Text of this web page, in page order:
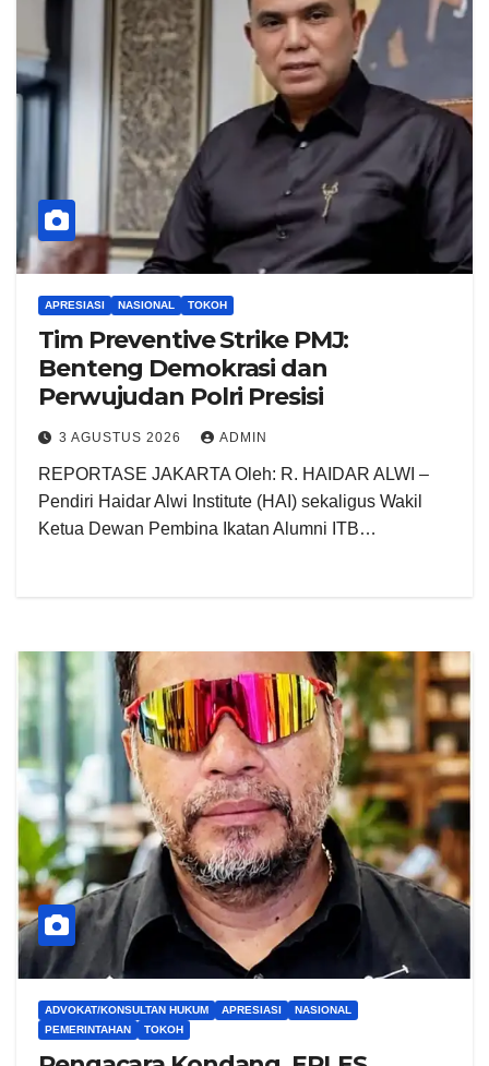
APRESIASI NASIONAL TOKOH
Tim Preventive Strike PMJ:
Benteng Demokrasi dan
Perwujudan Polri Presisi
3 AGUSTUS 2026 ADMIN
REPORTASE JAKARTA Oleh: R. HAIDAR ALWI –
Pendiri Haidar Alwi Institute (HAI) sekaligus Wakil
Ketua Dewan Pembina Ikatan Alumni ITB…
ADVOKAT/KONSULTAN HUKUM APRESIASI
NASIONAL
PEMERINTAHAN
TOKOH